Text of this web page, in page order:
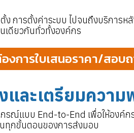
ง การตั้งค่าระบบ ไปจนถึงบริกา
เดียวกันทั่วทั้งองค์กร
งการใบเสนอราคา/สอบ
และเตรียมควา
รณ์แบบ End-to-End เพื่อให้องค์
ทุกขั้นตอนของการส่งมอบ